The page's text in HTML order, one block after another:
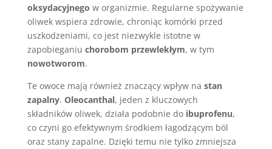
oksydacyjnego w organizmie. Regularne spożywanie
oliwek wspiera zdrowie, chroniąc komórki przed
uszkodzeniami, co jest niezwykle istotne w
zapobieganiu chorobom przewlekłym, w tym
nowotworom.
Te owoce mają również znaczący wpływ na stan
zapalny. Oleocanthal, jeden z kluczowych
składników oliwek, działa podobnie do ibuprofenu,
co czyni go efektywnym środkiem łagodzącym ból
oraz stany zapalne. Dzięki temu nie tylko zmniejsza